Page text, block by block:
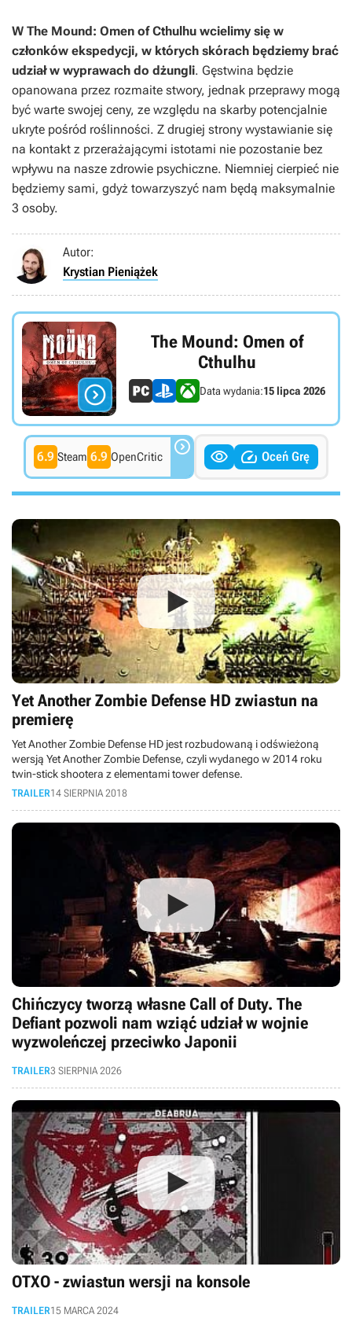
W The Mound: Omen of Cthulhu wcielimy się w
członków ekspedycji, w których skórach będziemy brać
udział w wyprawach do dżungli. Gęstwina będzie
opanowana przez rozmaite stwory, jednak przeprawy mogą
być warte swojej ceny, ze względu na skarby potencjalnie
ukryte pośród roślinności. Z drugiej strony wystawianie się
na kontakt z przerażającymi istotami nie pozostanie bez
wpływu na nasze zdrowie psychiczne. Niemniej cierpieć nie
będziemy sami, gdyż towarzyszyć nam będą maksymalnie
3 osoby.
Autor:
Krystian Pieniążek

The Mound: Omen of
Cthulhu
Data wydania:15 lipca 2026
6.9 Steam 6.9 OpenCritic    Oceń Grę
Yet Another Zombie Defense HD zwiastun na
premierę
Yet Another Zombie Defense HD jest rozbudowaną i odświeżoną
wersją Yet Another Zombie Defense, czyli wydanego w 2014 roku
twin-stick shootera z elementami tower defense.
TRAILER14 SIERPNIA 2018
Chińczycy tworzą własne Call of Duty. The
Defiant pozwoli nam wziąć udział w wojnie
wyzwoleńczej przeciwko Japonii
TRAILER3 SIERPNIA 2026
OTXO - zwiastun wersji na konsole
TRAILER15 MARCA 2024